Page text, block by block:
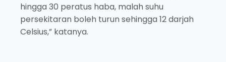
hingga 30 peratus haba, malah suhu
persekitaran boleh turun sehingga 12 darjah
Celsius,” katanya.